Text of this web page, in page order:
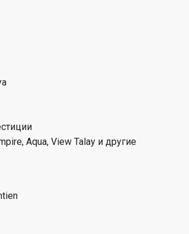
Aqua, View Talay и другие